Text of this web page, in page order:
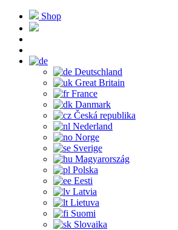
Shop
Deutschland
Great Britain
France
Danmark
Česká republika
Nederland
Norge
Sverige
Magyarország
Polska
Eesti
Latvia
Lietuva
Suomi
Slovaika